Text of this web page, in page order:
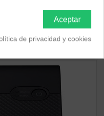
Aceptar
de privacidad y cookies